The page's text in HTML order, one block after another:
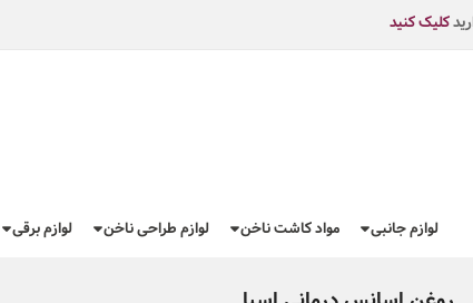
کلیک کنید
لوازم جانبی مواد کاشت ناخن لوازم طراحی ناخن لوازم برقی